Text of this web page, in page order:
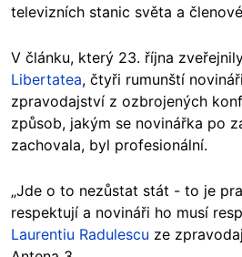
televizních stanic světa a
V článku, který 23. října
Libertatea, čtyři rumunští
zpravodajství z ozbrojených
způsob, jakým se novinářka po
zachovala, byl profesionální.
„Jde o to nezůstat stát - to je
respektují a novináři ho musí
Laurentiu Radulescu ze